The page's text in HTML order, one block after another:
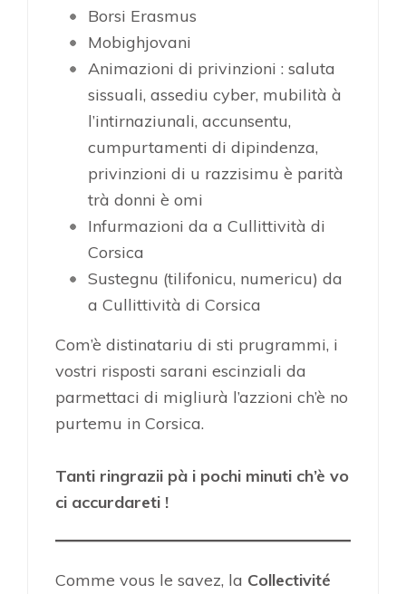
Borsi Erasmus
Mobighjovani
Animazioni di privinzioni : saluta
sissuali, assediu cyber, mubilità à
l’intirnaziunali, accunsentu,
cumpurtamenti di dipindenza,
privinzioni di u razzisimu è parità
trà donni è omi
Infurmazioni da a Cullittività di
Corsica
Sustegnu (tilifonicu, numericu) da
a Cullittività di Corsica
Com’è distinatariu di sti prugrammi, i
vostri risposti sarani escinziali da
parmettaci di migliurà l’azzioni ch’è no
purtemu in Corsica.
Tanti ringrazii pà i pochi minuti ch’è vo
ci accurdareti !
Comme vous le savez, la Collectivité